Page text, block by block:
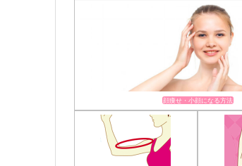
顔痩せ・小顔になる方法